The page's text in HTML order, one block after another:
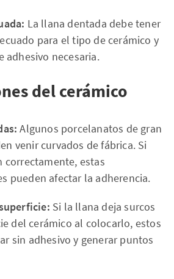
La llana dentada debe tener
para el tipo de cerámico y
adhesivo necesaria.
del cerámico
Algunos porcelanatos de gran
venir curvados de fábrica. Si
correctamente, estas
pueden afectar la adherencia.
Si la llana deja surcos
del cerámico al colocarlo, estos
sin adhesivo y generar puntos